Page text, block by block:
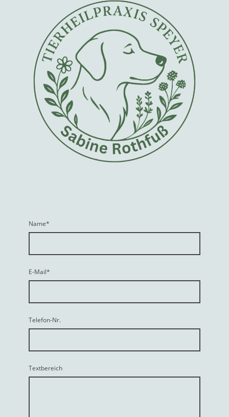
Name*
E-Mail*
Telefon-Nr.
Textbereich